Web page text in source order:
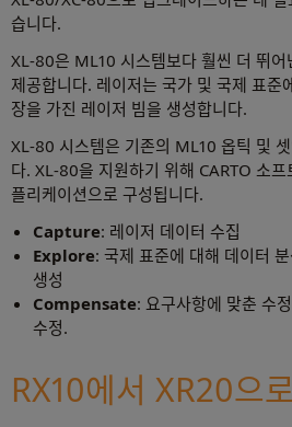
습니다.
XL-80은 ML10 시스템보다 훨씬 더 뛰어
제공합니다. 레이저는 국가 및 국제 표준
장을 가진 레이저 빔을 생성합니다.
XL-80 시스템은 기존의 ML10 옵틱 및
다. XL-80을 지원하기 위해 CARTO 소
플리케이션으로 구성됩니다.
Capture: 레이저 데이터 수집
Explore: 국제 표준에 대해 데이터
생성
Compensate: 요구사항에 맞춘 수
수정.
RX10에서 XR20으